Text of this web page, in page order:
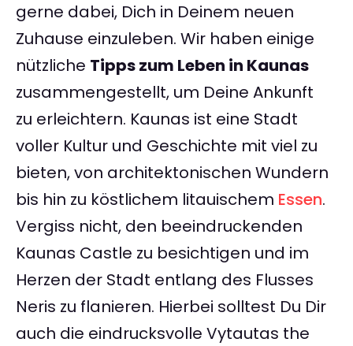
gerne dabei, Dich in Deinem neuen
Zuhause einzuleben. Wir haben einige
nützliche Tipps zum Leben in Kaunas
zusammengestellt, um Deine Ankunft
zu erleichtern. Kaunas ist eine Stadt
voller Kultur und Geschichte mit viel zu
bieten, von architektonischen Wundern
bis hin zu köstlichem litauischem Essen.
Vergiss nicht, den beeindruckenden
Kaunas Castle zu besichtigen und im
Herzen der Stadt entlang des Flusses
Neris zu flanieren. Hierbei solltest Du Dir
auch die eindrucksvolle Vytautas the